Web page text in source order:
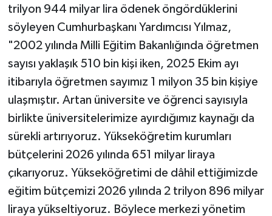
trilyon 944 milyar lira ödenek öngördüklerini
söyleyen Cumhurbaşkanı Yardımcısı Yılmaz,
"2002 yılında Milli Eğitim Bakanlığında öğretmen
sayısı yaklaşık 510 bin kişi iken, 2025 Ekim ayı
itibarıyla öğretmen sayımız 1 milyon 35 bin kişiye
ulaşmıştır. Artan üniversite ve öğrenci sayısıyla
birlikte üniversitelerimize ayırdığımız kaynağı da
sürekli artırıyoruz. Yükseköğretim kurumları
bütçelerini 2026 yılında 651 milyar liraya
çıkarıyoruz. Yükseköğretimi de dâhil ettiğimizde
eğitim bütçemizi 2026 yılında 2 trilyon 896 milyar
liraya yükseltiyoruz. Böylece merkezi yönetim